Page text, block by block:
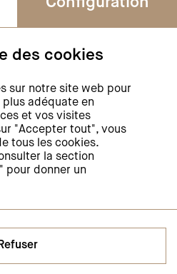
des cookies
sur notre site web pour
adéquate en
et vos visites
"Accepter tout", vous
tous les cookies.
la section
pour donner un
Refuser